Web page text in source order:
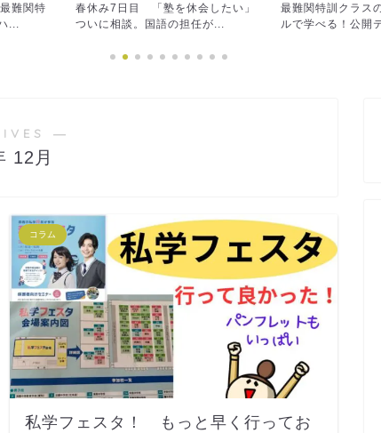
たい」
...
最難関特訓クラスの問題はこのドリ
ルで学べる！公開テストの...
まぶちキッズクラ
た話。
―
12月
コラム
私学フェスタ！ もっと早く行ってお